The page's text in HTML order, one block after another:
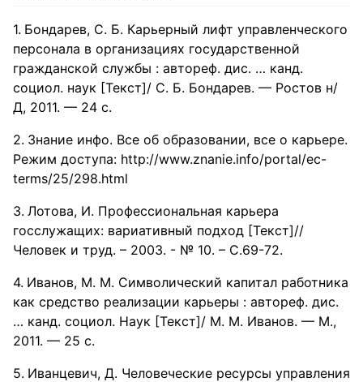
Бондарев, С. Б. Карьерный лифт управленческого
персонала в организациях государственной
гражданской службы : автореф. дис. … канд.
социол. наук [Текст]/ С. Б. Бондарев. — Ростов н/
Д, 2011. — 24 с.
Знание инфо. Все об образовании, все о карьере.
Режим доступа: http://www.znanie.info/portal/ec-
terms/25/298.html
Лотова, И. Профессиональная карьера
госслужащих: вариативный подход [Текст]//
Человек и труд. – 2003. - № 10. – С.69-72.
Иванов, М. М. Символический капитал работника
как средство реализации карьеры : автореф. дис.
… канд. социол. Наук [Текст]/ М. М. Иванов. — М.,
2011. — 25 с.
Иванцевич, Д. Человеческие ресурсы управления